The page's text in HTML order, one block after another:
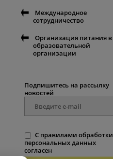
Международное
сотрудничество
Организация питания в
образовательной
организации
Подпишитесь на рассылку
новостей
С правилами обработки
персональных данных
согласен